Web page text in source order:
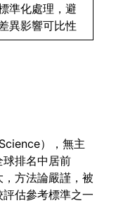
準化處理，避
異影響可比性
），無主
排名中居前
方法論嚴謹，被
估參考標準之一